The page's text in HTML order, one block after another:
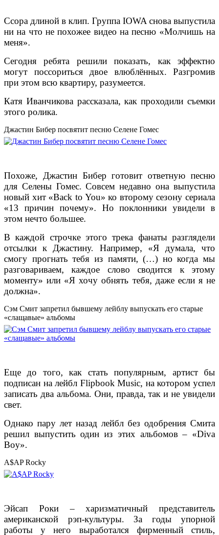
Ссора длиной в клип. Группа IOWA снова выпустила
ни на что не похожее видео на песню «Молчишь на
меня».
Сегодня ребята решили показать, как эффектно
могут поссориться двое влюблённых. Разгромив
при этом всю квартиру, разумеется.
Катя Иванчикова рассказала, как проходили съемки
этого ролика.
Джастин Бибер посвятит песню Селене Гомес
Похоже, Джастин Бибер готовит ответную песню
для Селены Гомес. Совсем недавно она выпустила
новый хит «Back to You» ко второму сезону сериала
«13 причин почему». Но поклонники увидели в
этом нечто большее.
В каждой строчке этого трека фанаты разглядели
отсылки к Джастину. Например, «Я думала, что
смогу прогнать тебя из памяти, (…) но когда мы
разговариваем, каждое слово сводится к этому
моменту» или «Я хочу обнять тебя, даже если я не
должна».
Сэм Смит запретил бывшему лейблу выпускать его старые
«слащавые» альбомы
Еще до того, как стать популярным, артист бы
подписан на лейбл Flipbook Music, на котором успел
записать два альбома. Они, правда, так и не увидели
свет.
Однако пару лет назад лейбл без одобрения Смита
решил выпустить один из этих альбомов – «Diva
Boy».
A$AP Rocky
Эйсап Роки – харизматичный представитель
американской рэп-культуры. За годы упорной
работы у него выработался фирменный стиль,